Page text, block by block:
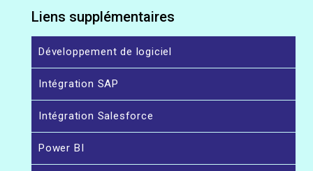
Liens supplémentaires
Développement de logiciel
Intégration SAP
Intégration Salesforce
Power BI